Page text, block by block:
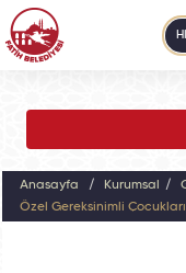
Anasayfa Kurumsal
Özel Gereksinimli